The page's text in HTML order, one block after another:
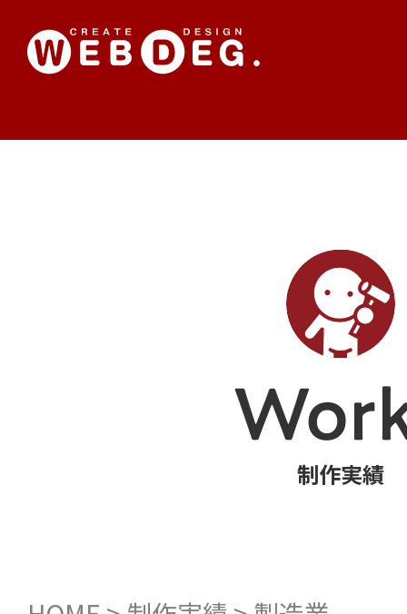
制作実績